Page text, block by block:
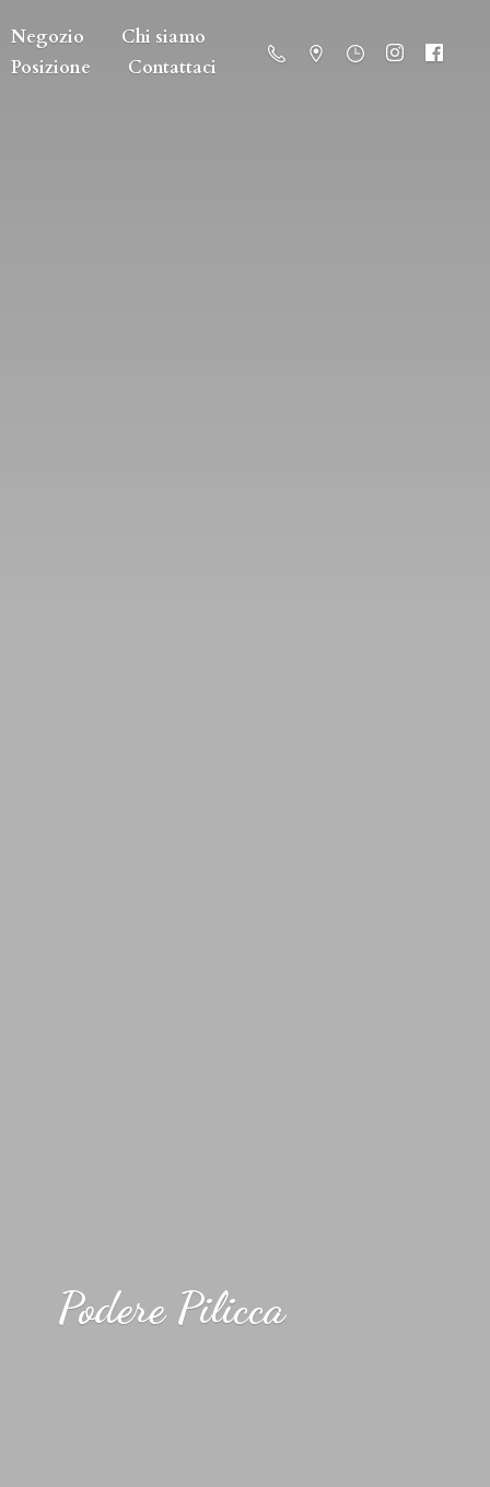
Negozio
Chi siamo
Posizione
Contattaci
Podere Pilicca